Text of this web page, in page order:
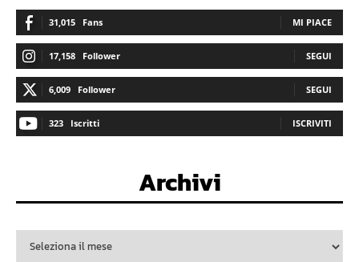
31,015 Fans MI PIACE
17,158 Follower SEGUI
6,009 Follower SEGUI
323 Iscritti ISCRIVITI
Archivi